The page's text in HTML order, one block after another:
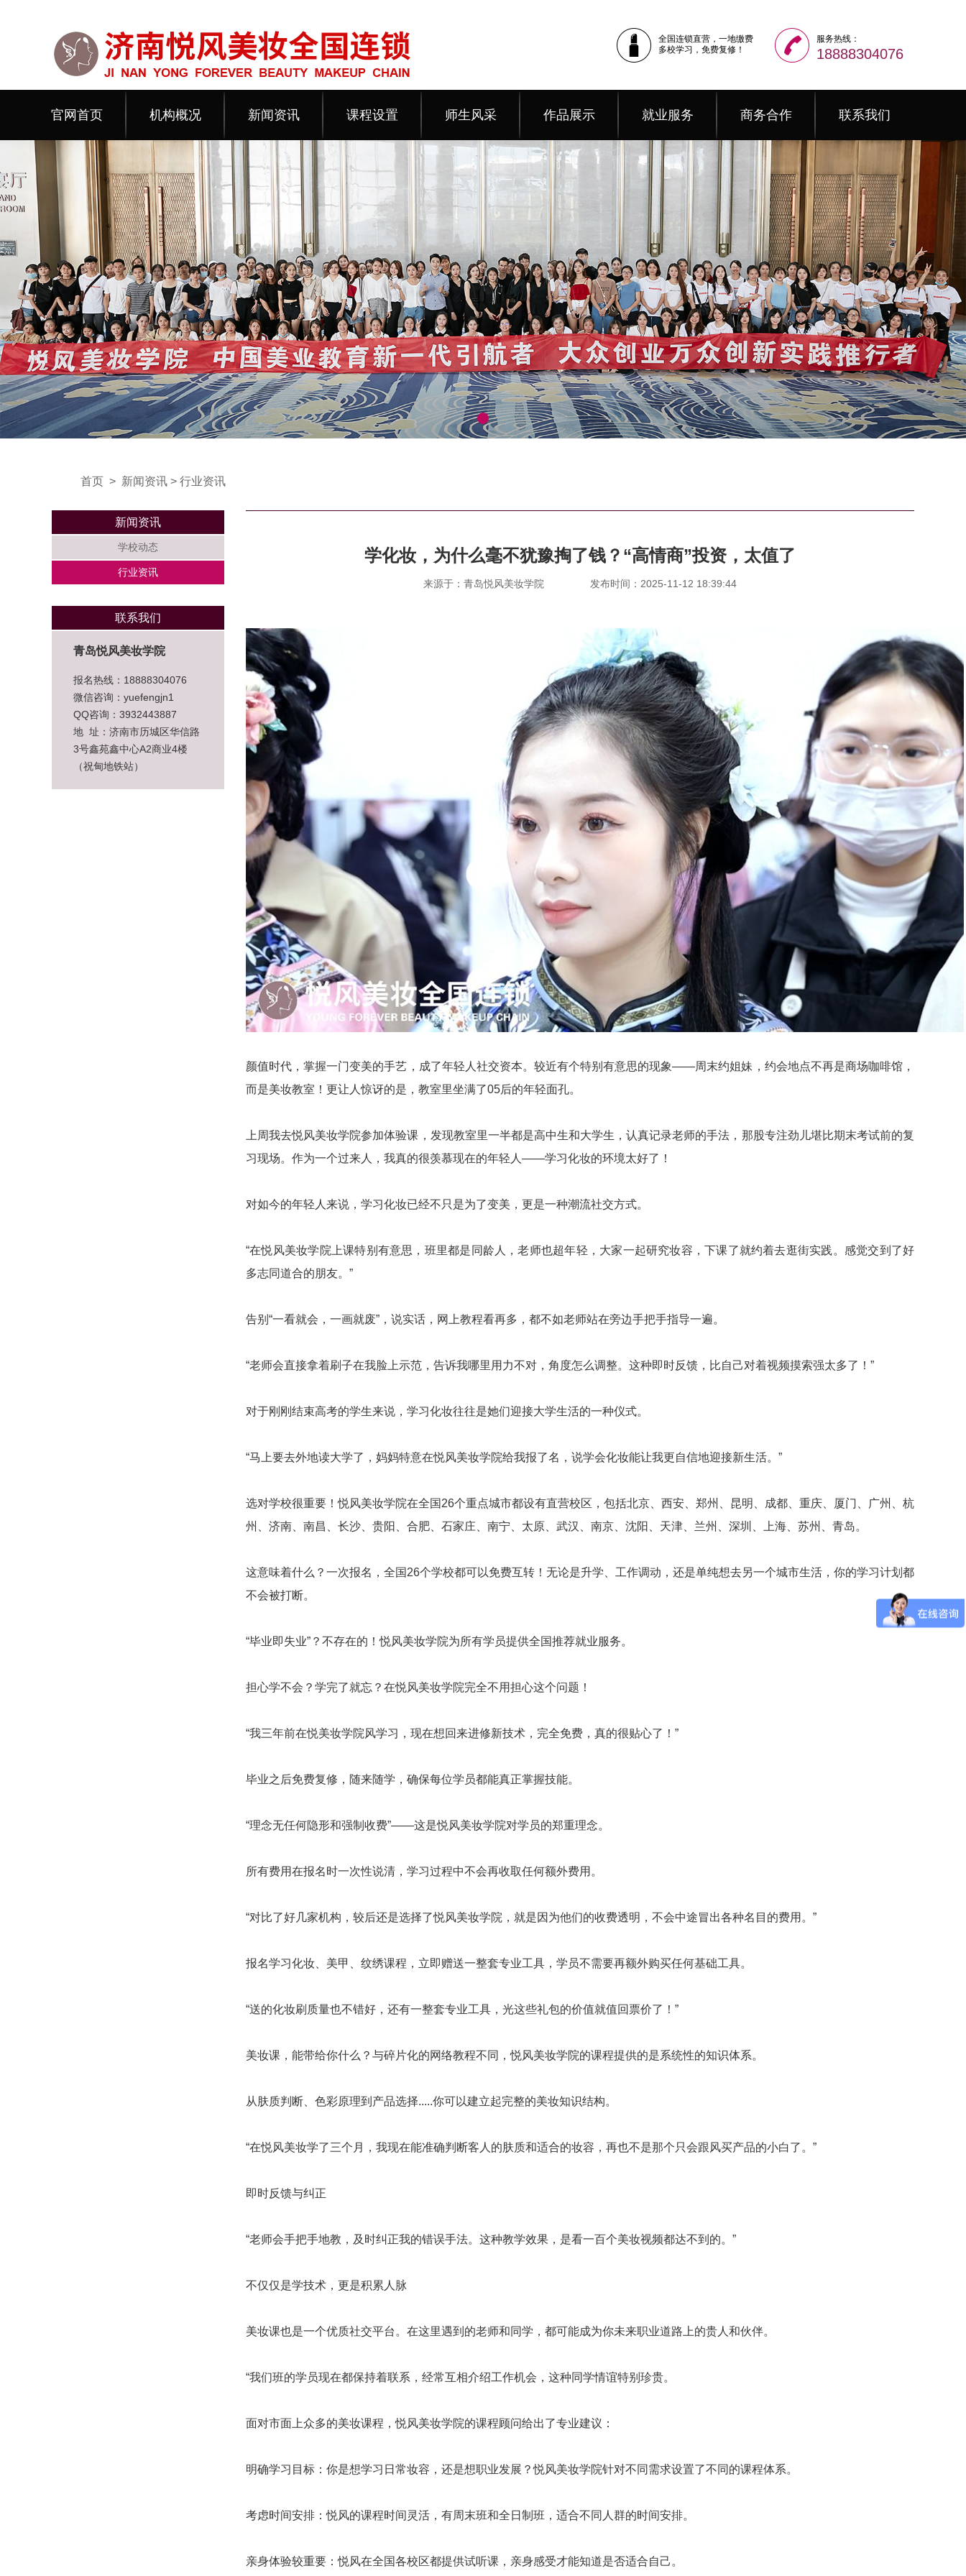
全国连锁直营，一地缴费
多校学习，免费复修！
服务热线：
18888304076
官网首页 机构概况 新闻资讯 课程设置 师生风采 作品展示 就业服务 商务合作 联系我们
首页 > 新闻资讯 > 行业资讯
新闻资讯
学校动态
行业资讯
联系我们
青岛悦风美妆学院
报名热线：18888304076
微信咨询：yuefengjn1
QQ咨询：3932443887
地 址：济南市历城区华信路
3号鑫苑鑫中心A2商业4楼
（祝甸地铁站）
学化妆，为什么毫不犹豫掏了钱？“高情商”投资，太值了
来源于：青岛悦风美妆学院 发布时间：2025-11-12 18:39:44
颜值时代，掌握一门变美的手艺，成了年轻人社交资本。较近有个特别有意思的现象——周末约姐妹，约会地点不再是商场咖啡馆，
而是美妆教室！更让人惊讶的是，教室里坐满了05后的年轻面孔。
上周我去悦风美妆学院参加体验课，发现教室里一半都是高中生和大学生，认真记录老师的手法，那股专注劲儿堪比期末考试前的复
习现场。作为一个过来人，我真的很羡慕现在的年轻人——学习化妆的环境太好了！
对如今的年轻人来说，学习化妆已经不只是为了变美，更是一种潮流社交方式。
“在悦风美妆学院上课特别有意思，班里都是同龄人，老师也超年轻，大家一起研究妆容，下课了就约着去逛街实践。感觉交到了好
多志同道合的朋友。”
告别“一看就会，一画就废”，说实话，网上教程看再多，都不如老师站在旁边手把手指导一遍。
“老师会直接拿着刷子在我脸上示范，告诉我哪里用力不对，角度怎么调整。这种即时反馈，比自己对着视频摸索强太多了！”
对于刚刚结束高考的学生来说，学习化妆往往是她们迎接大学生活的一种仪式。
“马上要去外地读大学了，妈妈特意在悦风美妆学院给我报了名，说学会化妆能让我更自信地迎接新生活。”
选对学校很重要！悦风美妆学院在全国26个重点城市都设有直营校区，包括北京、西安、郑州、昆明、成都、重庆、厦门、广州、杭
州、济南、南昌、长沙、贵阳、合肥、石家庄、南宁、太原、武汉、南京、沈阳、天津、兰州、深圳、上海、苏州、青岛。
这意味着什么？一次报名，全国26个学校都可以免费互转！无论是升学、工作调动，还是单纯想去另一个城市生活，你的学习计划都
不会被打断。
“毕业即失业”？不存在的！悦风美妆学院为所有学员提供全国推荐就业服务。
担心学不会？学完了就忘？在悦风美妆学院完全不用担心这个问题！
“我三年前在悦美妆学院风学习，现在想回来进修新技术，完全免费，真的很贴心了！”
毕业之后免费复修，随来随学，确保每位学员都能真正掌握技能。
“理念无任何隐形和强制收费”——这是悦风美妆学院对学员的郑重理念。
所有费用在报名时一次性说清，学习过程中不会再收取任何额外费用。
“对比了好几家机构，较后还是选择了悦风美妆学院，就是因为他们的收费透明，不会中途冒出各种名目的费用。”
报名学习化妆、美甲、纹绣课程，立即赠送一整套专业工具，学员不需要再额外购买任何基础工具。
“送的化妆刷质量也不错好，还有一整套专业工具，光这些礼包的价值就值回票价了！”
美妆课，能带给你什么？与碎片化的网络教程不同，悦风美妆学院的课程提供的是系统性的知识体系。
从肤质判断、色彩原理到产品选择.....你可以建立起完整的美妆知识结构。
“在悦风美妆学了三个月，我现在能准确判断客人的肤质和适合的妆容，再也不是那个只会跟风买产品的小白了。”
即时反馈与纠正
“老师会手把手地教，及时纠正我的错误手法。这种教学效果，是看一百个美妆视频都达不到的。”
不仅仅是学技术，更是积累人脉
美妆课也是一个优质社交平台。在这里遇到的老师和同学，都可能成为你未来职业道路上的贵人和伙伴。
“我们班的学员现在都保持着联系，经常互相介绍工作机会，这种同学情谊特别珍贵。
面对市面上众多的美妆课程，悦风美妆学院的课程顾问给出了专业建议：
明确学习目标：你是想学习日常妆容，还是想职业发展？悦风美妆学院针对不同需求设置了不同的课程体系。
考虑时间安排：悦风的课程时间灵活，有周末班和全日制班，适合不同人群的时间安排。
亲身体验较重要：悦风在全国各校区都提供试听课，亲身感受才能知道是否适合自己。